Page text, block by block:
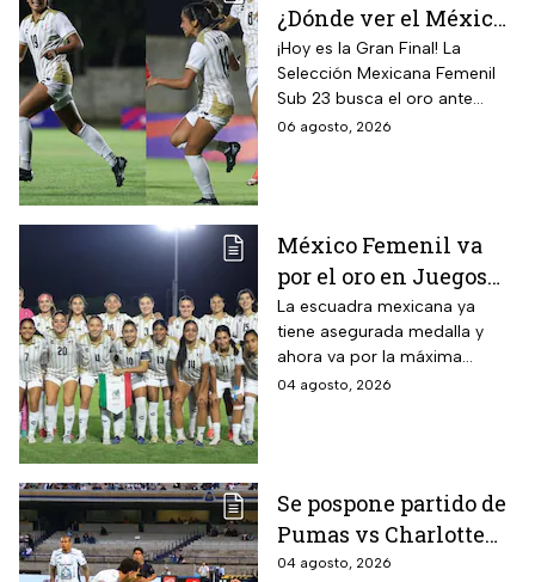
¿Dónde ver el México
vs Colombia Femenil?
Así puedes seguir la
Gran Final EN VIVO
¡Hoy es la Gran Final! La
Selección Mexicana Femenil
Sub 23 busca el oro ante
Colombia en los Juegos
06 agosto, 2026
México Femenil va
por el oro en Juegos
Centroamericanos; ya
conoce a su rival
La escuadra mexicana ya
tiene asegurada medalla y
ahora va por la máxima
presea en los Juegos
04 agosto, 2026
Se pospone partido de
Pumas vs Charlotte
FC en el inicio de la
04 agosto, 2026